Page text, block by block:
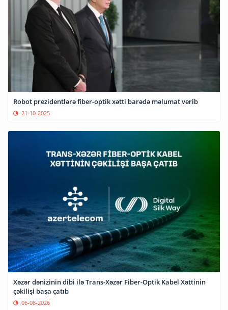
Robot prezidentlərə fiber-optik xətti barədə məlumat verib
21-10-2025
Xəzər dənizinin dibi ilə Trans-Xəzər Fiber-Optik Kabel Xəttinin
çəkilişi başa çatıb
06-08-2026